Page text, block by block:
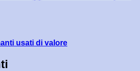
usati di valore